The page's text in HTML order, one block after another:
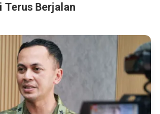
Terus Berjalan